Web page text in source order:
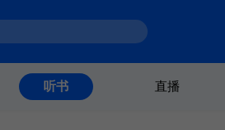
听书 直播